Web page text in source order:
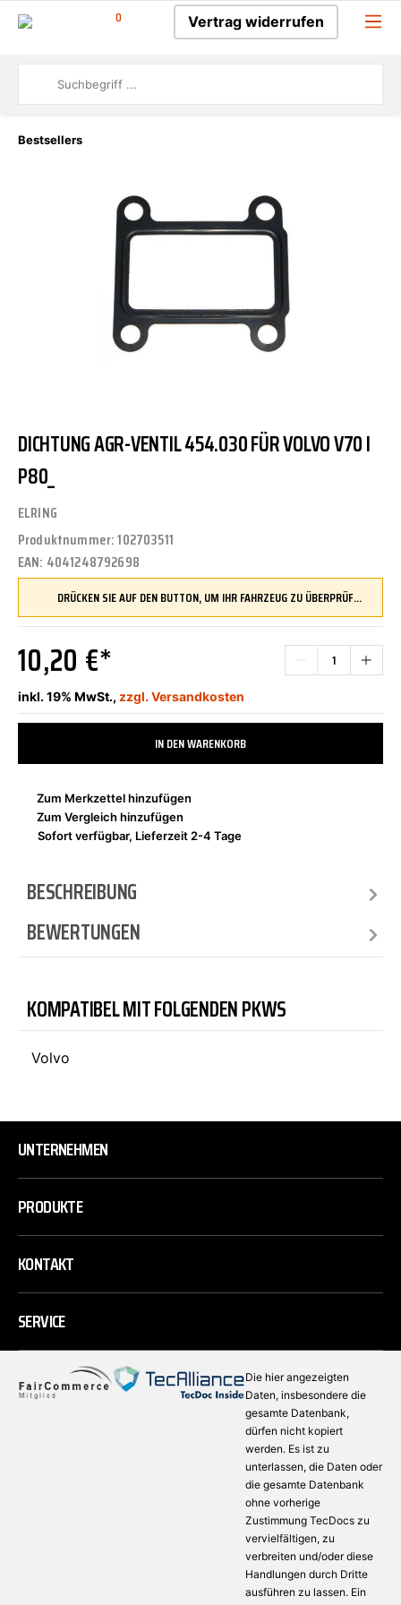
0 Vertrag widerrufen
Bestsellers
DICHTUNG AGR-VENTIL 454.030 FÜR VOLVO V70 I
P80_
ELRING
Produktnummer:102703511
EAN: 4041248792698
DRÜCKEN SIE AUF DEN BUTTON, UM IHR FAHRZEUG ZU ÜBERPRÜFEN UND SICHERZUSTELLEN, DASS DIESES TEIL KOMPATIBEL IST, BEVOR SIE ES BESTELLEN
10,20 €*
inkl. 19% MwSt., zzgl. Versandkosten
IN DEN WARENKORB
Zum Merkzettel hinzufügen
Zum Vergleich hinzufügen
Sofort verfügbar, Lieferzeit 2-4 Tage
BESCHREIBUNG
BEWERTUNGEN
KOMPATIBEL MIT FOLGENDEN PKWS
Volvo
UNTERNEHMEN
PRODUKTE
KONTAKT
SERVICE
Die hier angezeigten
Daten, insbesondere die
gesamte Datenbank,
dürfen nicht kopiert
werden. Es ist zu
unterlassen, die Daten oder
die gesamte Datenbank
ohne vorherige
Zustimmung TecDocs zu
vervielfältigen, zu
verbreiten und/oder diese
Handlungen durch Dritte
ausführen zu lassen. Ein